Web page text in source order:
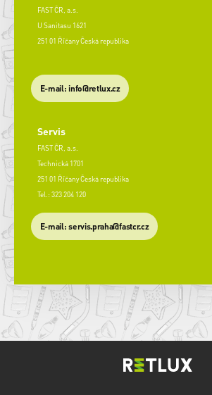
FAST ČR, a.s.
U Sanitasu 1621
251 01 Říčany Česká republika
E-mail: info@retlux.cz
Servis
FAST ČR, a.s.
Technická 1701
251 01 Říčany Česká republika
Tel.: 323 204 120
​E-mail: servis.praha@fastcr.cz